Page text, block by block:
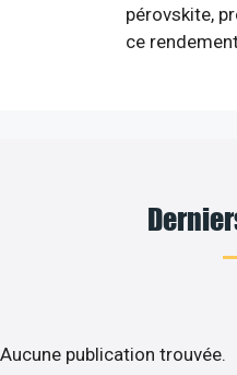
pérovskite,
ce
Aucune publication trouvée.